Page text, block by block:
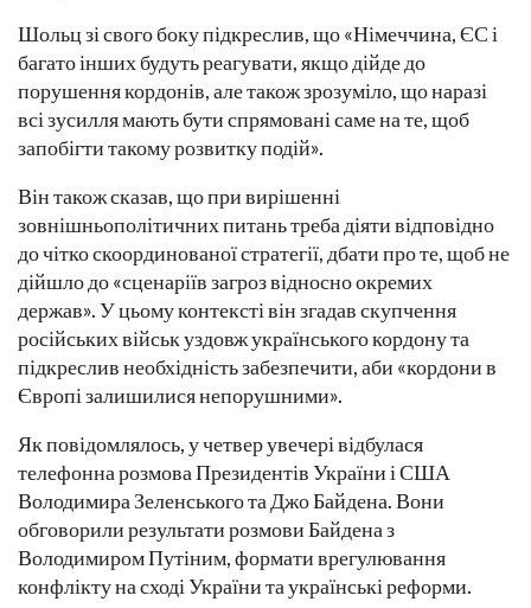
Шольц зі свого боку підкреслив, що «Німеччина, ЄС і
багато інших будуть реагувати, якщо дійде до
порушення кордонів, але також зрозуміло, що наразі
всі зусилля мають бути спрямовані саме на те, щоб
запобігти такому розвитку подій».
Він також сказав, що при вирішенні
зовнішньополітичних питань треба діяти відповідно
до чітко скоординованої стратегії, дбати про те, щоб не
дійшло до «сценаріїв загроз відносно окремих
держав». У цьому контексті він згадав скупчення
російських військ уздовж українського кордону та
підкреслив необхідність забезпечити, аби «кордони в
Європі залишилися непорушними».
Як повідомлялось, у четвер увечері відбулася
телефонна розмова Президентів України і США
Володимира Зеленського та Джо Байдена. Вони
обговорили результати розмови Байдена з
Володимиром Путіним, формати врегулювання
конфлікту на сході України та українські реформи.